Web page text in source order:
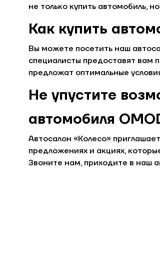
не только купить автомобиль,
Как купить
Вы можете посетить наш
специалисты предоставят
предложат оптимальные
Не упустите
автомобиля
Автосалон «Колесо»
предложениях и акциях,
Звоните нам, приходите в наш